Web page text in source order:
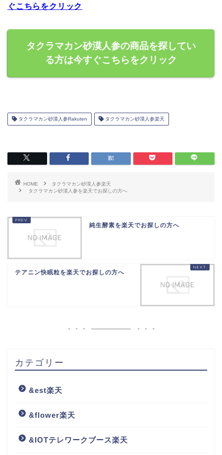
ぐこちらをクリック
タクラマカン砂漠人参の商品を探してい
る方は今すぐこちらをクリック
タクラマカン砂漠人参Rakuten タクラマカン砂漠人参楽天
HOME
タクラマカン砂漠人参楽天
タクラマカン砂漠人参を楽天でお探しの方へ
純生酵素を楽天でお探しの方へ
テアニン快眠粒を楽天でお探しの方へ
カテゴリー
&est楽天
&flower楽天
&IOTテレワークブース楽天